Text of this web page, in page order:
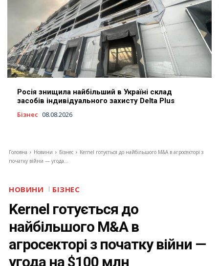
Росія знищила найбільший в Україні склад
засобів індивідуального захисту Delta Plus
Бізнес 08.08.2026